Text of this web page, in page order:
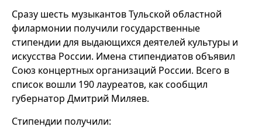
Сразу шесть музыкантов Тульской областной
филармонии получили государственные
стипендии для выдающихся деятелей культуры и
искусства России. Имена стипендиатов объявил
Союз концертных организаций России. Всего в
список вошли 190 лауреатов, как сообщил
губернатор Дмитрий Миляев.
Стипендии получили: